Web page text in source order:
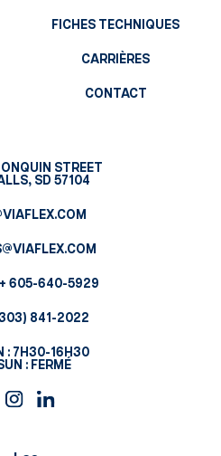
FICHES TECHNIQUES
CARRIÈRES
CONTACT
STREET
SD 57104
+ 605-640-5929
841-2022
: 7H30-16H30
: FERMÉ